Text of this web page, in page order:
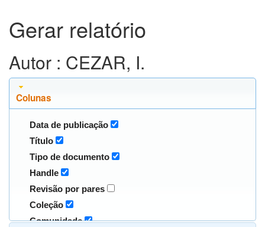
Gerar relatório
Autor : CEZAR, I.
Colunas
Data de publicação
Título
Tipo de documento
Handle
Revisão por pares
Coleção
Comunidade